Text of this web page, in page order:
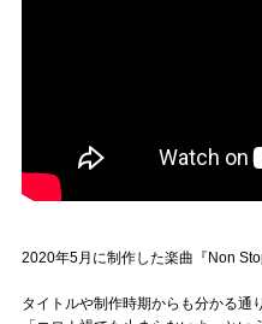
2020年5月に制作した楽曲『Non
タイトルや制作時期からも分かる通